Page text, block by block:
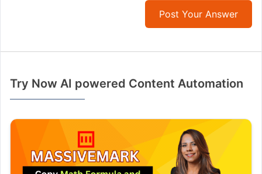
Post Your Answer
Try Now AI powered Content Automation